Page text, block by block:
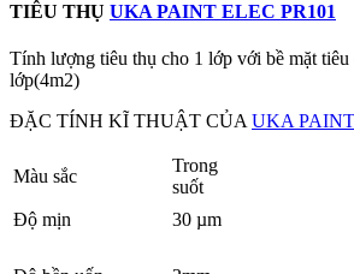
TIÊU THỤ UKA PAINT ELEC PR101
Tính lượng tiêu thụ cho 1 lớp với bề mặt tiêu
lớp(4m2)
ĐẶC TÍNH KĨ THUẬT CỦA UKA
Màu sắc
Trong
suốt
Độ mịn
30 µm